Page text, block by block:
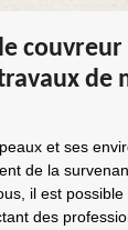
de
et ses
de la
il est
des